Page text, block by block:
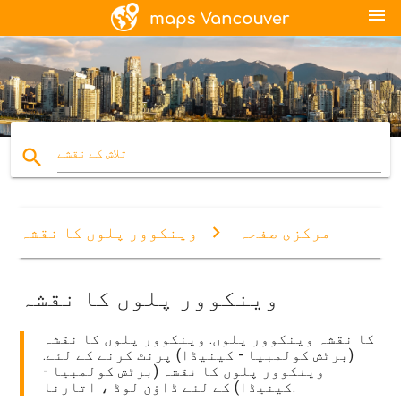
menu
search تلاش کے نقشے
مرکزی صفحہ وینکوور پلوں کا نقشہ
وینکوور پلوں کا نقشہ
کا نقشہ وینکوور پلوں. وینکوور پلوں کا نقشہ
(برٹش کولمبیا - کینیڈا) پرنٹ کرنے کے لئے.
وینکوور پلوں کا نقشہ (برٹش کولمبیا -
کینیڈا) کے لئے ڈاؤن لوڈ ، اتارنا.